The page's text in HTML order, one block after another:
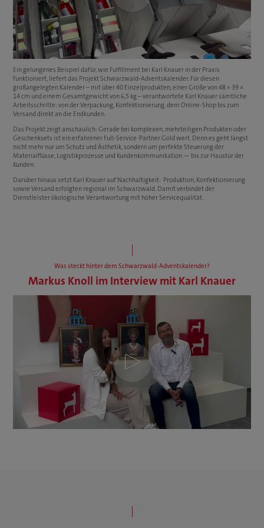
Ein gelungenes Beispiel dafür, wie Fulfillment bei Karl Knauer in der Praxis
funktioniert, liefert das Projekt Schwarzwald‑Adventskalender. Für diesen
großangelegten Kalender – mit über 40 Einzelprodukten, einer Größe von 48 × 39 ×
14 cm und einem Gesamtgewicht von 6,5 kg – verantwortete Karl Knauer sämtliche
Arbeitsschritte: von der Verpackung, Konfektionierung, dem Online-Shop bis zum
Versand direkt an die Endkunden.
Das Projekt zeigt anschaulich: Gerade bei komplexen, mehrteiligen Produkten oder
Geschenksets ist ein erfahrener Full-Service-Partner Gold wert. Denn es geht längst
nicht mehr nur um Schutz und Ästhetik, sondern um perfekte Steuerung der
Materialflüsse, Logistikprozesse und Kundenkommunikation — bis zur Haustür der
Kunden.
Darüber hinaus setzt Karl Knauer auf Nachhaltigkeit: Produktion, Konfektionierung
sowie Versand erfolgten regional im Schwarzwald. Damit verbindet der
Dienstleister ökologische Verantwortung mit hoher Servicequalität.
Was steckt hinter dem Schwarzwald-Adventskalender?
Markus Knoll im Interview mit Karl Knauer